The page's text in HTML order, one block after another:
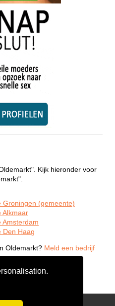
Kijk hieronder voor
Groningen (gemeente)
Alkmaar
Amsterdam
Den Haag
Oldemarkt? Meld een bedrijf